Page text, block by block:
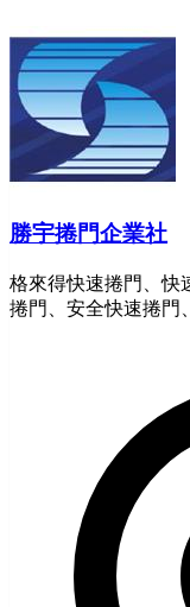
勝宇捲門企業社
格來得快速捲門、快
捲門、安全快速捲門